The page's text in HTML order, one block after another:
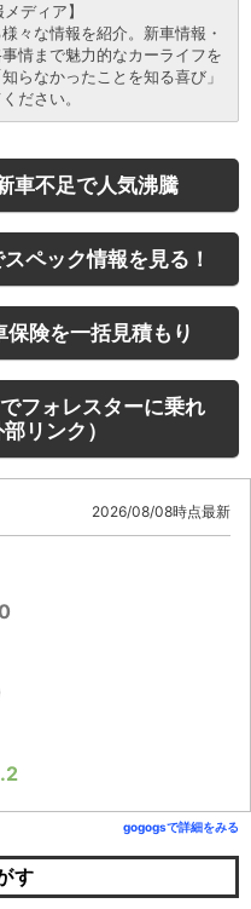
ディア】
々な情報を紹介。新車情報・
情まで魅力的なカーライフを
らなかったことを知る喜び」
ださい。
車不足で人気沸騰
ペック情報を見る！
保険を一括見積もり
フォレスターに乗れ
リンク）
2026/08/08時点最新
gogogsで詳細をみる
す